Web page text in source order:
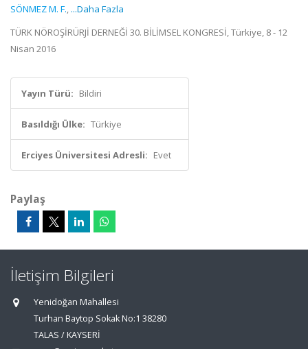
SÖNMEZ M. F., ...Daha Fazla
TÜRK NÖROŞİRÜRJİ DERNEĞİ 30. BİLİMSEL KONGRESİ, Türkiye, 8 - 12
Nisan 2016
Yayın Türü: Bildiri
Basıldığı Ülke: Türkiye
Erciyes Üniversitesi Adresli: Evet
Paylaş
İletişim Bilgileri
Yenidoğan Mahallesi
Turhan Baytop Sokak No:1 38280
TALAS / KAYSERİ